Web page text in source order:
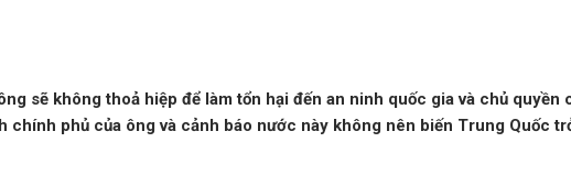
sẽ không thoả hiệp để làm tổn hại đến an ninh quốc gia và chủ quyền
chính phủ của ông và cảnh báo nước này không nên biến Trung Quốc